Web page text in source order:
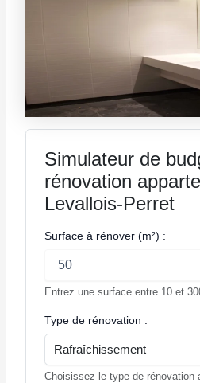
Simulateur de
rénovation
Levallois-Perret
Surface à rénover (m²) :
Entrez une surface entre 10 et
Type de rénovation :
Choisissez le type de rénovation